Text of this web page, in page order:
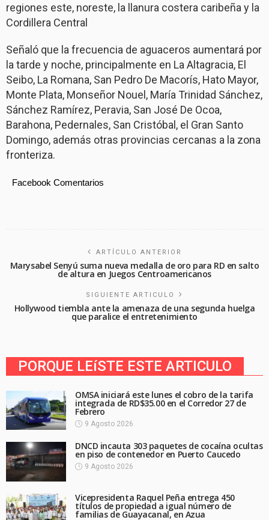
regiones este, noreste, la llanura costera caribeña y la
Cordillera Central
Señaló que la frecuencia de aguaceros aumentará por
la tarde y noche, principalmente en La Altagracia, El
Seibo, La Romana, San Pedro De Macorís, Hato Mayor,
Monte Plata, Monseñor Nouel, María Trinidad Sánchez,
Sánchez Ramírez, Peravia, San José De Ocoa,
Barahona, Pedernales, San Cristóbal, el Gran Santo
Domingo, además otras provincias cercanas a la zona
fronteriza.
Facebook Comentarios
ARTÍCULO ANTERIOR
Marysabel Senyú suma nueva medalla de oro para RD en salto
de altura en Juegos Centroamericanos
SIGUIENTE ARTICULO
Hollywood tiembla ante la amenaza de una segunda huelga
que paralice el entretenimiento
PORQUE LEíSTE ESTE ARTICULO
OMSA iniciará este lunes el cobro de la tarifa
integrada de RD$35.00 en el Corredor 27 de
Febrero
9 Agosto 2026
DNCD incauta 303 paquetes de cocaína ocultas
en piso de contenedor en Puerto Caucedo
9 Agosto 2026
Vicepresidenta Raquel Peña entrega 450
títulos de propiedad a igual número de
familias de Guayacanal, en Azua